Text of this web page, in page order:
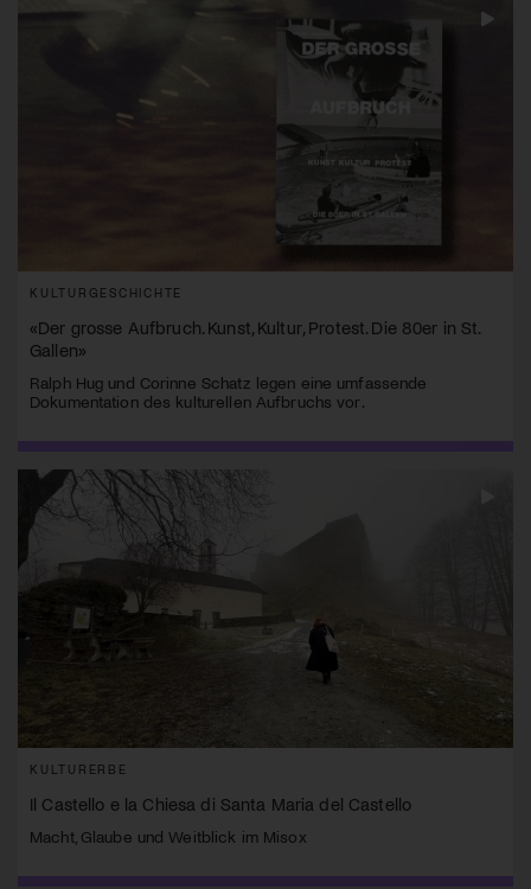
KULTURGESCHICHTE
«Der grosse Aufbruch. Kunst, Kultur, Protest. Die 80er in St.
Gallen»
Ralph Hug und Corinne Schatz legen eine umfassende
Dokumentation des kulturellen Aufbruchs vor.
KULTURERBE
Il Castello e la Chiesa di Santa Maria del Castello
Macht, Glaube und Weitblick im Misox